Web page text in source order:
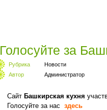
Голосуйте за
Рубрика
Новости
Автор
Администратор
Сайт Башкирская кухня
Голосуйте за нас здесь